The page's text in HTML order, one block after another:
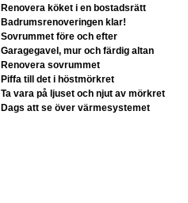
Renovera köket i en bostadsrätt
Badrumsrenoveringen klar!
Sovrummet före och efter
Garagegavel, mur och färdig altan
Renovera sovrummet
Piffa till det i höstmörkret
Ta vara på ljuset och njut av mörkret
Dags att se över värmesystemet